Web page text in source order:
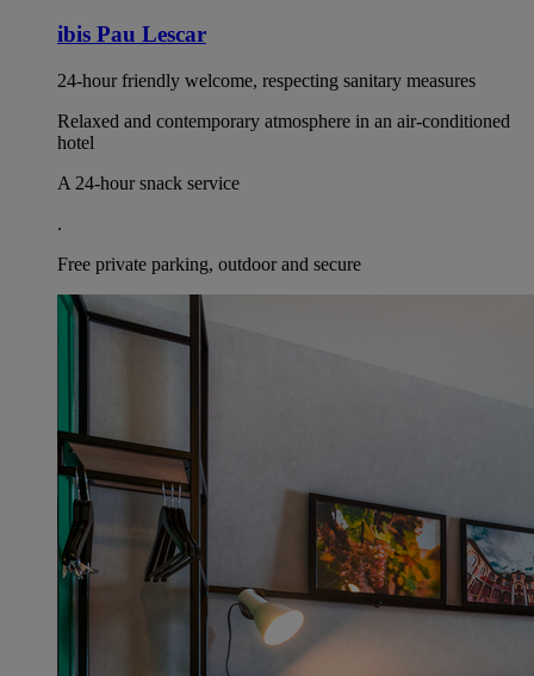
ibis Pau Lescar
24-hour friendly welcome, respecting sanitary measures
Relaxed and contemporary atmosphere in an air-conditioned
hotel
A 24-hour snack service
.
Free private parking, outdoor and secure